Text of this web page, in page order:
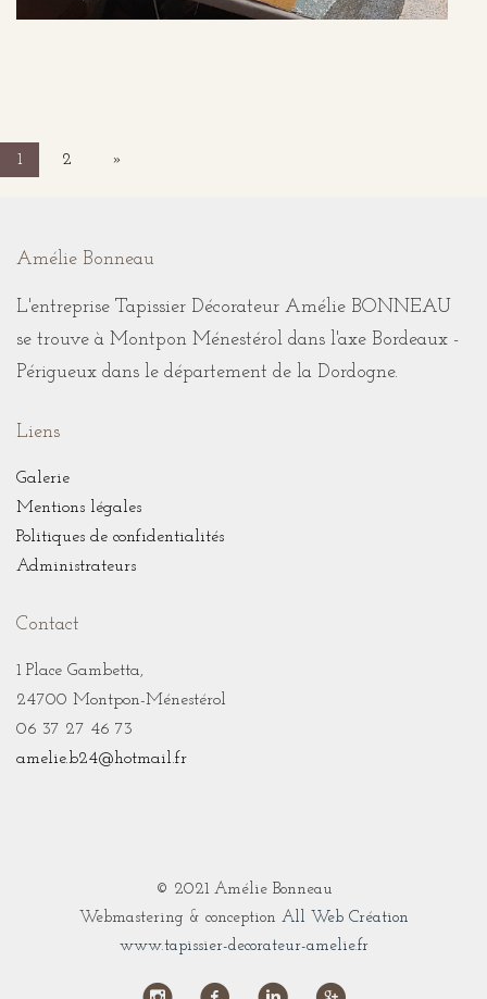
1 2 »
Amélie Bonneau
L'entreprise Tapissier Décorateur Amélie BONNEAU
se trouve à Montpon Ménestérol dans l'axe Bordeaux -
Périgueux dans le département de la Dordogne.
Liens
Galerie
Mentions légales
Politiques de confidentialités
Administrateurs
Contact
1 Place Gambetta,
24700 Montpon-Ménestérol
06 37 27 46 73
amelie.b24@hotmail.fr
© 2021 Amélie Bonneau
Webmastering & conception All Web Création
www.tapissier-decorateur-amelie.fr